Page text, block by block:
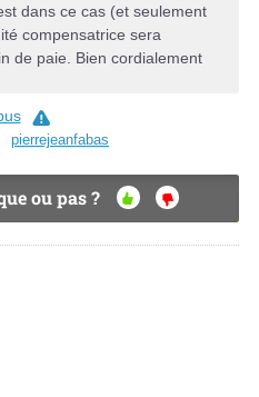
dans ce cas (et seulement
compensatrice sera
de paie. Bien cordialement
pierrejeanfabas
ou pas ?
OU
I
NO